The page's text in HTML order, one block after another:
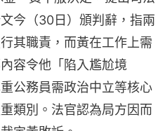
今（30日）頒判辭，指兩
其職責，而黃在工作上需
容令他「陷入尷尬境
公務員需政治中立等核心
類別。法官認為局方因而